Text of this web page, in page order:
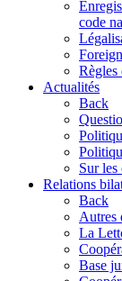
code
Règles
Actualités
Back
Sur les
Relations
Back
Autres
La
Base